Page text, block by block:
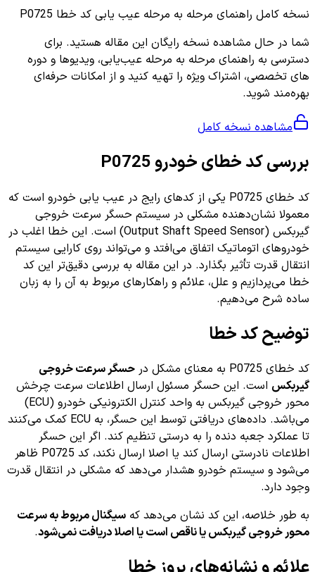
نسخه کامل راهنمای مرحله به مرحله عیب یابی کد خطا P0725
شما در حال مشاهده نسخه رایگان این مقاله هستید. برای
دسترسی به راهنمای مرحله به مرحله عیب‌یابی، ویدیوها و دوره
های تخصصی، اشتراک ویژه را تهیه کنید و از امکانات حرفه‌ای
بهره‌مند شوید.
مشاهده نسخه کامل
بررسی کد خطای خودرو P0725
کد خطای P0725 یکی از کدهای رایج در عیب یابی خودرو است که
معمولا نشان‌دهنده مشکلی در سیستم حسگر سرعت خروجی
گیربکس (Output Shaft Speed Sensor) است. این خطا اغلب در
خودروهای اتوماتیک اتفاق می‌افتد و می‌تواند روی کارایی سیستم
انتقال قدرت تأثیر بگذارد. در این مقاله به بررسی دقیق‌تر این کد
خطا می‌پردازیم و علل، علائم و راهکارهای مربوط به آن را به زبان
ساده شرح می‌دهیم.
توضیح کد خطا
کد خطای P0725 به معنای مشکل در
حسگر سرعت خروجی
گیربکس است. این حسگر مسئول ارسال اطلاعات سرعت چرخش
محور خروجی گیربکس به واحد کنترل الکترونیکی خودرو (ECU)
می‌باشد. داده‌های دریافتی توسط این حسگر، به ECU کمک می‌کنند
تا عملکرد جعبه دنده را به درستی تنظیم کند. اگر این حسگر
اطلاعات نادرستی ارسال کند یا اصلا ارسال نکند، کد P0725 ظاهر
می‌شود و سیستم خودرو هشدار می‌دهد که مشکلی در انتقال قدرت
وجود دارد.
به طور خلاصه، این کد نشان می‌دهد که سیگنال مربوط به سرعت
محور خروجی گیربکس یا ناقص است یا اصلا دریافت نمی‌شود.